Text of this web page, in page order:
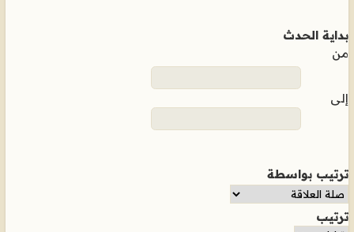
بداية الحدث
من
إلى
ترتيب بواسطة
ترتيب